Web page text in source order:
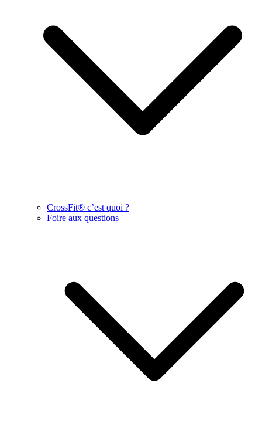
CrossFit® c’est quoi ?
Foire aux questions